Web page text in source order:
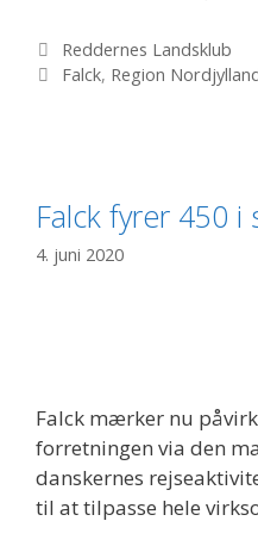
Kategorier
Reddernes Landsklub
Tags
Falck, Region
Falck fyrer 450
4. juni 2020
Falck mærker nu
forretningen via den
danskernes
til at tilpasse hele